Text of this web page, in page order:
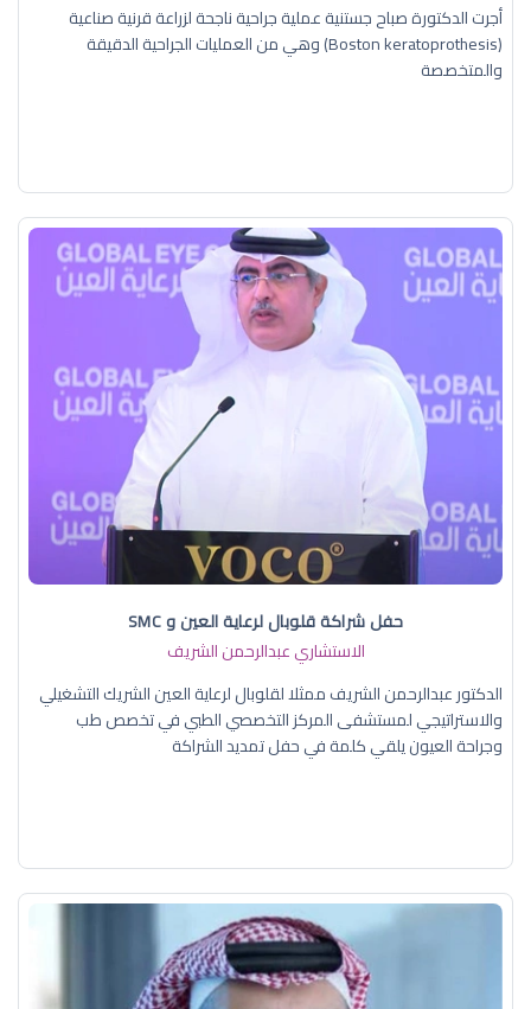
أجرت الدكتورة صباح جستنية عملية جراحية ناجحة لزراعة قرنية صناعية
(Boston keratoprothesis) وهي من العمليات الجراحية الدقيقة
والمتخصصة
حفل شراكة قلوبال لرعاية العين و SMC
الاستشاري عبدالرحمن الشريف
الدكتور عبدالرحمن الشريف ممثلا لقلوبال لرعاية العين الشريك التشغيلي
والاستراتيجي لمستشفى المركز التخصصي الطبي في تخصص طب
وجراحة العيون يلقي كلمة في حفل تمديد الشراكة